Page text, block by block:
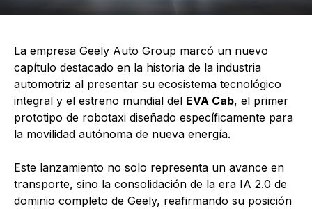
La empresa Geely Auto Group marcó un nuevo
capítulo destacado en la historia de la industria
automotriz al presentar su ecosistema tecnológico
integral y el estreno mundial del EVA Cab, el primer
prototipo de robotaxi diseñado específicamente para
la movilidad autónoma de nueva energía.
Este lanzamiento no solo representa un avance en
transporte, sino la consolidación de la era IA 2.0 de
dominio completo de Geely, reafirmando su posición